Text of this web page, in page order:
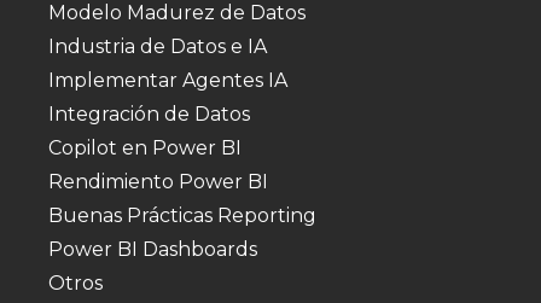
Modelo Madurez de Datos
Industria de Datos e IA
Implementar Agentes IA
Integración de Datos
Copilot en Power BI
Rendimiento Power BI
Buenas Prácticas Reporting
Power BI Dashboards
Otros